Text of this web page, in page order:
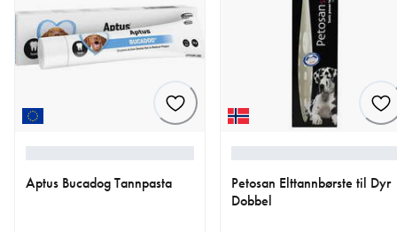
Aptus Bucadog Tannpasta
Petosan Elttannbørste til Dyr
Dobbel